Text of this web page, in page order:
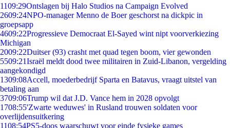
1109:29Ontslagen bij Halo Studios na Campaign Evolved
2609:24NPO-manager Menno de Boer geschorst na dickpic in
groepsapp
4609:22Progressieve Democraat El-Sayed wint nipt voorverkiezing
Michigan
2009:22Duitser (93) crasht met quad tegen boom, vier gewonden
5509:21Israël meldt dood twee militairen in Zuid-Libanon, vergelding
aangekondigd
1309:08Accell, moederbedrijf Sparta en Batavus, vraagt uitstel van
betaling aan
3709:06Trump wil dat J.D. Vance hem in 2028 opvolgt
1708:55'Zwarte weduwes' in Rusland trouwen soldaten voor
overlijdensuitkering
1108:54PS5-doos waarschuwt voor einde fysieke games